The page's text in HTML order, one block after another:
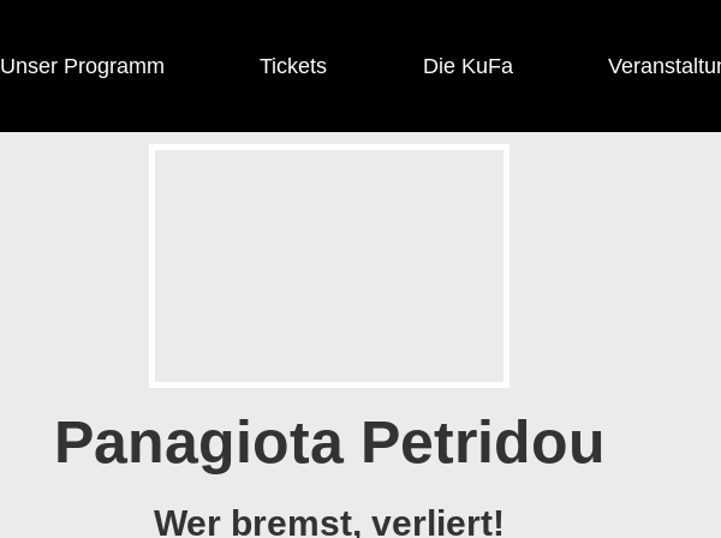
Unser Programm Tickets Die KuFa
Panagiota Petridou
Wer bremst, verliert!